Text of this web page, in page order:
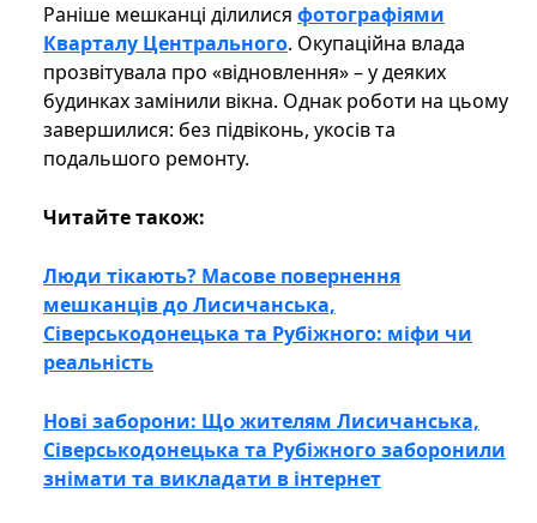
Раніше мешканці ділилися фотографіями
Кварталу Центрального. Окупаційна влада
прозвітувала про «відновлення» – у деяких
будинках замінили вікна. Однак роботи на цьому
завершилися: без підвіконь, укосів та
подальшого ремонту.
Читайте також:
Люди тікають? Масове повернення
мешканців до Лисичанська,
Сіверськодонецька та Рубіжного: міфи чи
реальність
Нові заборони: Що жителям Лисичанська,
Сіверськодонецька та Рубіжного заборонили
знімати та викладати в інтернет